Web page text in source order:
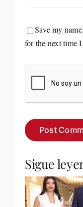
Save my
for the next time
Sigue